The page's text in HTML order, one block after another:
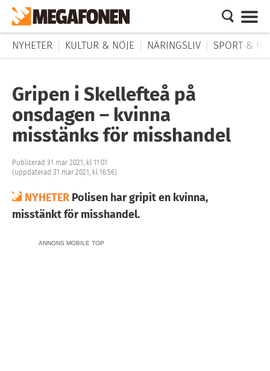
NYHETER KULTUR & NÖJE NÄRINGSLIV SPORT &
Gripen i Skellefteå på
onsdagen – kvinna
misstänks för misshandel
Publicerad 31 mar 2021, kl 11:01
(uppdaterad 31 mar 2021, kl 16:56)
NYHETER Polisen har gripit en kvinna,
misstänkt för misshandel.
ANNONS MOBILE TOP